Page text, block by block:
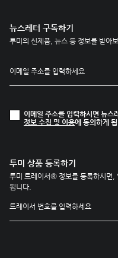
뉴스레터 구독하기
투미의 신제품, 뉴스 등 정보를 받아
이메일 주소를 입력하시면 뉴스
정보 수집 및 이용에 동의하게 됩
투미 상품 등록하기
투미 트레이서® 정보를 등록하시면,
됩니다.